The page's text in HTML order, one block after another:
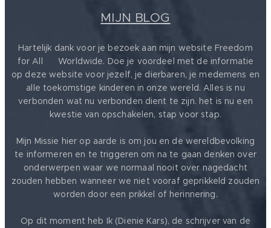
MIJN BLOG
Hartelijk dank voor je bezoek aan mijn website Freedom
for All ❤️ Worldwide. Doe je voordeel met de informatie
op deze website voor jezelf, je dierbaren, je medemens en
alle toekomstige kinderen in onze wereld. Alles is nu
verbonden wat nu verbonden dient te zijn. het is nu een
kwestie van opschakelen, stap voor stap.
Mijn Missie hier op aarde is om jou en de wereldbevolking
te informeren en te triggeren om na te gaan denken over
onderwerpen waar we normaal nooit over nagedacht
zouden hebben wanneer we niet vooraf geprikkeld zouden
worden door een prikkel of herinnering.
Op dit moment heb Ik (Dienie Kars), de schrijver van de